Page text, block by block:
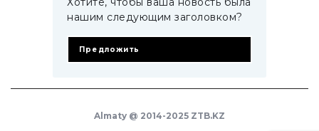
нашим следующим заголовком?
Предложить
Almaty @ 2014-2025 ZTB.KZ